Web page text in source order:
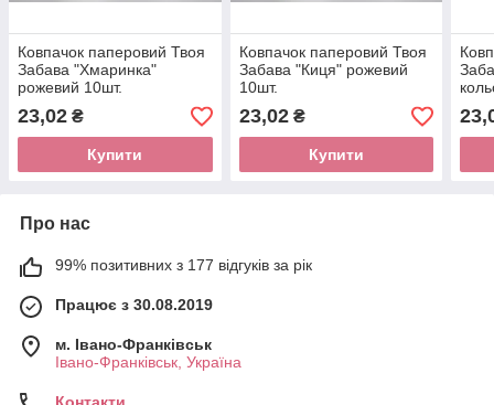
Ковпачок паперовий Твоя
Забава "Хмаринка"
рожевий 10шт.
23,02 ₴
Купити
Ковпачок паперовий Твоя
Забава "Киця" рожевий
10шт.
23,02₴
Купити
Про нас
99% позитивних з 177 відгуків за рік
Працює з 30.08.2019
м. Івано-Франківськ
Івано-Франківськ, Україна